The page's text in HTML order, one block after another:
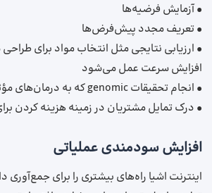
• آزمایش فرضیه‌ها
• تعریف مجدد پیش‌فرض‌ها
• ارزیابی نتایجی مثل انتخاب مواد برای
افزایش سرعت عمل می‌شود
• انجام تحقیقات genomic که به درمان‌های مؤثر می‌انجامد
• درک تمایل مشتریان در زمینه هزینه کردن
افزایش سودمندی عملیاتی
اینترنت اشیا راه‌های بیشتری را برای جمع‌آوری